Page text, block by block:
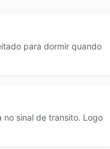
para dormir quando
sinal de transito. Logo